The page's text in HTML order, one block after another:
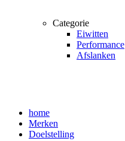
Categorie
Eiwitten
Performance
Afslanken
home
Merken
Doelstelling